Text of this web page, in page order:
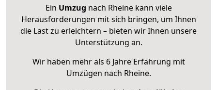
Ein Umzug nach Rheine kann viele
Herausforderungen mit sich bringen, um Ihnen
die Last zu erleichtern – bieten wir Ihnen unsere
Unterstützung an.
Wir haben mehr als 6 Jahre Erfahrung mit
Umzügen nach Rheine.